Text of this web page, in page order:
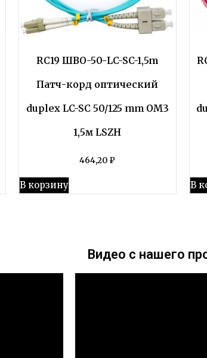
RC19 ШВО-50-LC-SC-1,5m
Патч-корд оптический
duplex LC-SC 50/125 mm OM3
1,5м LSZH
464,20 ₽
В корзину В
Видео с нашего